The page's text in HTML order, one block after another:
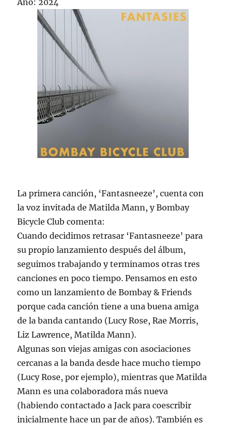
Año: 2024
La primera canción, ‘Fantasneeze’, cuenta con
la voz invitada de Matilda Mann, y Bombay
Bicycle Club comenta:
Cuando decidimos retrasar ‘Fantasneeze’ para
su propio lanzamiento después del álbum,
seguimos trabajando y terminamos otras tres
canciones en poco tiempo. Pensamos en esto
como un lanzamiento de Bombay & Friends
porque cada canción tiene a una buena amiga
de la banda cantando (Lucy Rose, Rae Morris,
Liz Lawrence, Matilda Mann).
Algunas son viejas amigas con asociaciones
cercanas a la banda desde hace mucho tiempo
(Lucy Rose, por ejemplo), mientras que Matilda
Mann es una colaboradora más nueva
(habiendo contactado a Jack para coescribir
inicialmente hace un par de años). También es